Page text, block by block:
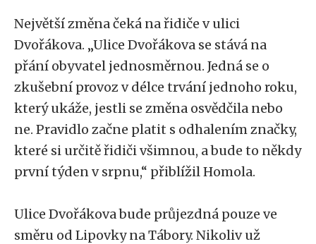
Největší změna čeká na řidiče v ulici
Dvořákova. „Ulice Dvořákova se stává na
přání obyvatel jednosměrnou. Jedná se o
zkušební provoz v délce trvání jednoho roku,
který ukáže, jestli se změna osvědčila nebo
ne. Pravidlo začne platit s odhalením značky,
které si určitě řidiči všimnou, a bude to někdy
první týden v srpnu,“ přiblížil Homola.
Ulice Dvořákova bude průjezdná pouze ve
směru od Lipovky na Tábory. Nikoliv už